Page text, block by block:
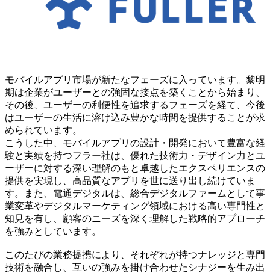
モバイルアプリ市場が新たなフェーズに入っています。黎明
期は企業がユーザーとの強固な接点を築くことから始まり、
その後、ユーザーの利便性を追求するフェーズを経て、今後
はユーザーの生活に溶け込み豊かな時間を提供することが求
められています。
こうした中、モバイルアプリの設計・開発において豊富な経
験と実績を持つフラー社は、優れた技術力・デザイン力とユ
ーザーに対する深い理解のもと卓越したエクスペリエンスの
提供を実現し、高品質なアプリを世に送り出し続けていま
す。また、電通デジタルは、総合デジタルファームとして事
業変革やデジタルマーケティング領域における高い専門性と
知見を有し、顧客のニーズを深く理解した戦略的アプローチ
を強みとしています。
このたびの業務提携により、それぞれが持つナレッジと専門
技術を融合し、互いの強みを掛け合わせたシナジーを生み出